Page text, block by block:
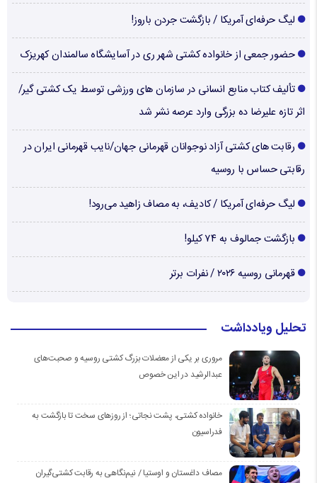
لیگ حرفه‌ای آمریکا / بازگشت جردن باروز!
حضور جمعی از خانواده کشتی شهر ری در آسایشگاه سالمندان کهریزک
تألیف کتاب منابع انسانی در سازمان های ورزشی توسط یک کشتی گیر/
اثر تازه علیرضا ده بزرگی وارد عرصه نشر شد
رقابت های کشتی آزاد نوجوانان قهرمانی جهان/نایب قهرمانی ایران در
رقابتی حساس با روسیه
لیگ حرفه‌ای آمریکا / کادیف، به مصاف زاهید می‌رود!
بازگشت جمالوف به ۷۴ کیلو!
قهرمانی روسیه ۲۰۲۶ / نفرات برتر
تحلیل ویادداشت
مروری بر یکی از معضلات بزرگ کشتی روسیه و صحبت‌های
عبدالرشید در این خصوص
خانواده کشتی، پشت نجاتی؛ از روزهای سخت تا بازگشت به
فدراسیون
مصاف داغستان و اوستیا / نیم‌نگاهی به رقابت کشتی‌گیران